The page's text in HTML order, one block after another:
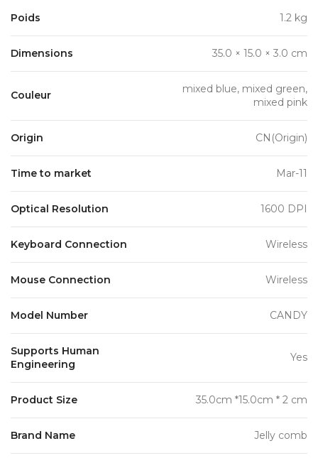
Poids 1.2 kg
Dimensions 35.0 × 15.0 × 3.0 cm
Couleur
mixed blue, mixed green,
mixed pink
Origin CN(Origin)
Time to market Mar-11
Optical Resolution 1600 DPI
Keyboard Connection Wireless
Mouse Connection Wireless
Model Number CANDY
Supports Human
Engineering
Yes
Product Size 35.0cm *15.0cm * 2 cm
Brand Name Jelly comb